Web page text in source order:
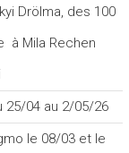
Drölma, des 100
à Mila Rechen
25/04 au 2/05/26
le 08/03 et le